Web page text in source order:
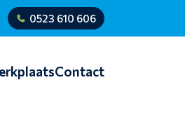
0523 610 606
Contact